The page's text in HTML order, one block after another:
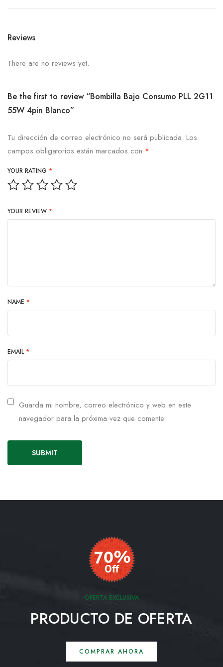
Reviews
There are no reviews yet.
Be the first to review “Bombilla Bajo Consumo PLL 2G11
55W 4pin Blanco”
Tu dirección de correo electrónico no será publicada. Los
campos obligatorios están marcados con *
YOUR RATING *
YOUR REVIEW *
NAME *
EMAIL *
Guarda mi nombre, correo electrónico y web en este
navegador para la próxima vez que comente.
OFERTA EXCLUSIVA
PRODUCTO DE OFERTA
COMPRAR AHORA